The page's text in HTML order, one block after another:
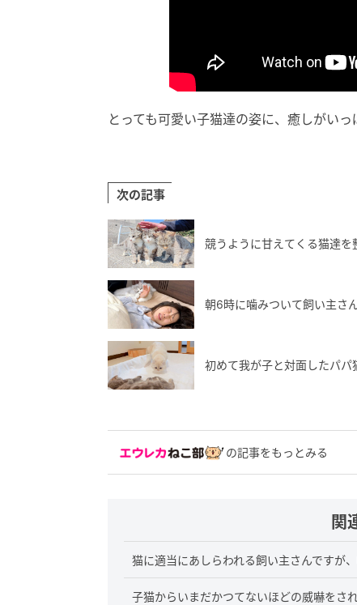
とっても可愛い子猫達の姿に、癒しがい
次の記事
競うように甘えてくる猫達
朝6時に噛みついて飼い主さ
初めて我が子と対面したパ
の記事をもっとみる
関
猫に適当にあしらわれる飼い主さんですが
子猫からいまだかつてないほどの威嚇をさ